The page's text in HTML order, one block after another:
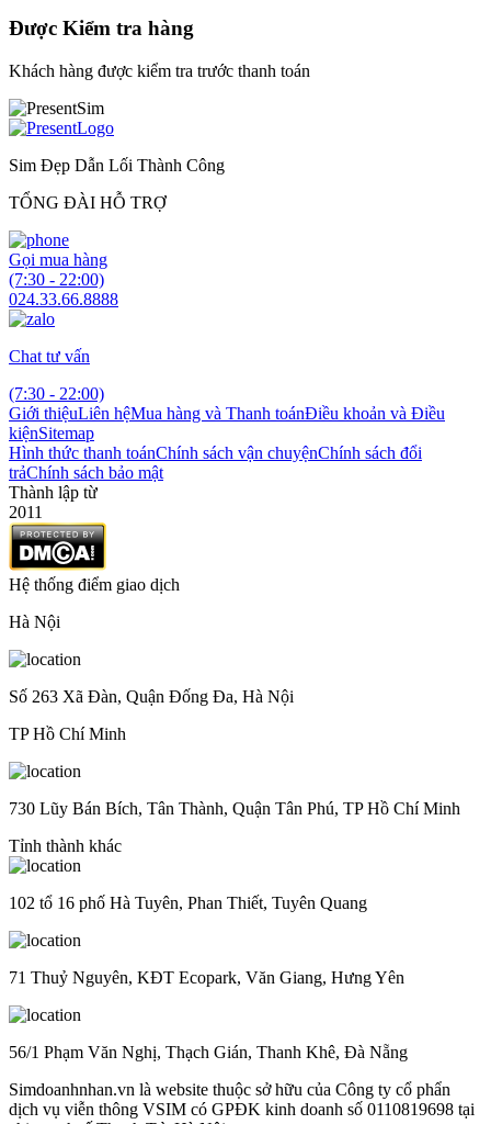
Được Kiểm tra hàng
Khách hàng được kiểm tra trước thanh toán
Sim Đẹp Dẫn Lối Thành Công
TỔNG ĐÀI HỖ TRỢ
Gọi mua hàng
(7:30 - 22:00)
024.33.66.8888
Chat tư vấn
(7:30 - 22:00)
Giới thiệuLiên hệMua hàng và Thanh toánĐiều khoản và Điều
kiệnSitemap
Hình thức thanh toánChính sách vận chuyệnChính sách đổi
trảChính sách bảo mật
Thành lập từ
2011
Hệ thống điểm giao dịch
Hà Nội
Số 263 Xã Đàn, Quận Đống Đa, Hà Nội
TP Hồ Chí Minh
730 Lũy Bán Bích, Tân Thành, Quận Tân Phú, TP Hồ Chí Minh
Tỉnh thành khác
102 tổ 16 phố Hà Tuyên, Phan Thiết, Tuyên Quang
71 Thuỷ Nguyên, KĐT Ecopark, Văn Giang, Hưng Yên
56/1 Phạm Văn Nghị, Thạch Gián, Thanh Khê, Đà Nẵng
Simdoanhnhan.vn là website thuộc sở hữu của Công ty cổ phẩn
dịch vụ viễn thông VSIM có GPĐK kinh doanh số 0110819698 tại